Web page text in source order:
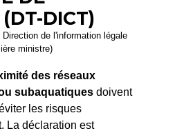
DICT)
de l'information légale
ministre)
des réseaux
subaquatiques doivent
les risques
La déclaration est